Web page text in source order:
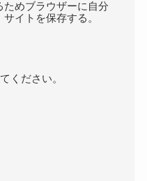
めブラウザーに自分
イトを保存する。
ください。